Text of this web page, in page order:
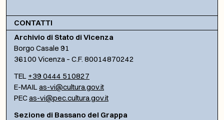
CONTATTI
Archivio di Stato di Vicenza
Borgo Casale 91
36100 Vicenza – C.F. 80014870242
TEL +39 0444 510827
E-MAILas-vi@cultura.gov.it
PECas-vi@pec.cultura.gov.it
Sezione di Bassano del Grappa